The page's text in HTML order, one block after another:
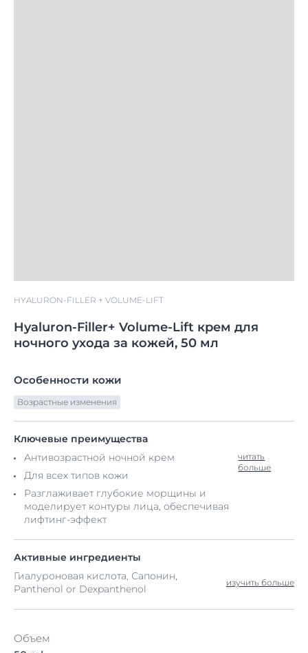
HYALURON-FILLER + VOLUME-LIFT
Hyaluron-Filler+ Volume-Lift крем для
ночного ухода за кожей, 50 мл
Особенности кожи
Возрастные изменения
Ключевые преимущества
Антивозрастной ночной крем
Для всех типов кожи
Разглаживает глубокие морщины и
моделирует контуры лица, обеспечивая
лифтинг-эффект
читать
больше
Активные ингредиенты
Гиалуроновая кислота, Сапонин,
Panthenol or Dexpanthenol
изучить больше
Объем